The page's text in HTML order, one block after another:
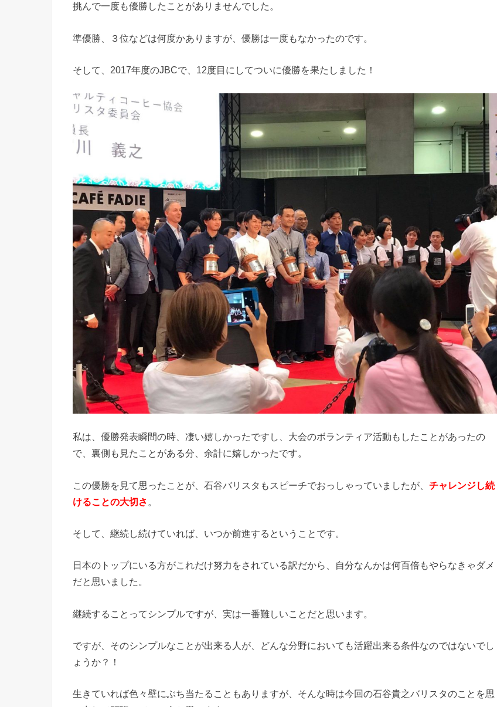
挑んで一度も優勝したことがありませんでした。
準優勝、３位などは何度かありますが、優勝は一度もなかったのです。
そして、2017年度のJBCで、12度目にしてついに優勝を果たしました！
私は、優勝発表瞬間の時、凄い嬉しかったですし、大会のボランティア活動もしたことがあったの
で、裏側も見たことがある分、余計に嬉しかったです。
この優勝を見て思ったことが、石谷バリスタもスピーチでおっしゃっていましたが、 チャレンジし続
けることの大切さ
そして、継続し続けていれば、いつか前進するということです。
日本のトップにいる方がこれだけ努力をされている訳だから、自分なんかは何百倍もやらなきゃダメ
だと思いました。
継続することってシンプルですが、実は一番難しいことだと思います。
ですが、そのシンプルなことが出来る人が、どんな分野においても活躍出来る条件なのではないでし
ょうか？！
生きていれば色々壁にぶち当たることもありますが、そんな時は今回の石谷貴之バリスタのことを思